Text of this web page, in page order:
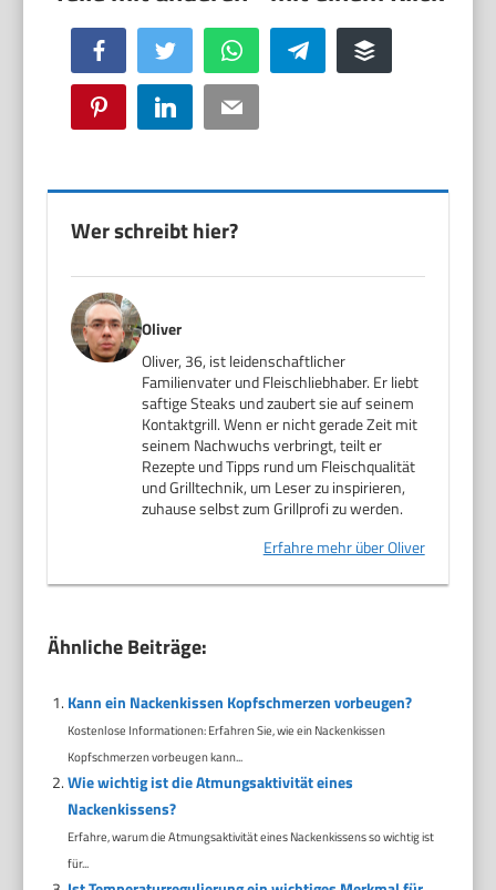
Facebook Twitter WhatsApp Telegram Buffer
Pinterest LinkedIn Email
Wer schreibt hier?
Oliver
Oliver, 36, ist leidenschaftlicher
Familienvater und Fleischliebhaber. Er liebt
saftige Steaks und zaubert sie auf seinem
Kontaktgrill. Wenn er nicht gerade Zeit mit
seinem Nachwuchs verbringt, teilt er
Rezepte und Tipps rund um Fleischqualität
und Grilltechnik, um Leser zu inspirieren,
zuhause selbst zum Grillprofi zu werden.
Erfahre mehr über Oliver
Ähnliche Beiträge:
Kann ein Nackenkissen Kopfschmerzen vorbeugen?
Kostenlose Informationen: Erfahren Sie, wie ein Nackenkissen
Kopfschmerzen vorbeugen kann...
Wie wichtig ist die Atmungsaktivität eines
Nackenkissens?
Erfahre, warum die Atmungsaktivität eines Nackenkissens so wichtig ist
für...